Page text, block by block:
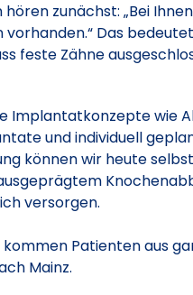
zunächst: „Bei
vorhanden.“ Das
feste Zähne
Implantatkonzepte wie
und individuell
können wir heute selbst
versorgen.
Patienten aus
Mainz.